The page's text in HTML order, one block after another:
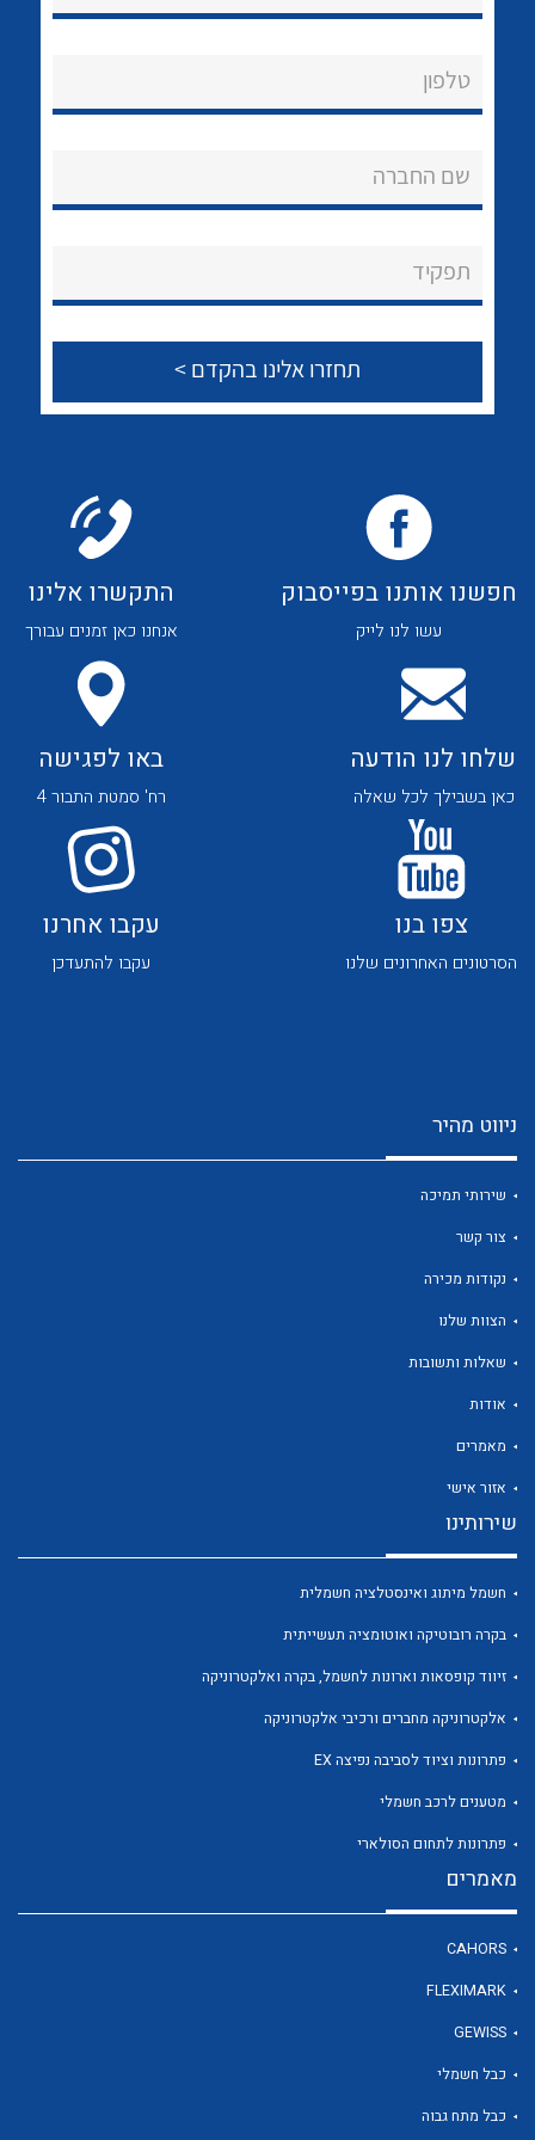
נקודות מכירה
אודות
לכל מוצרי היצרן
לכל מוצרי היצרן לכל מוצרי היצרן
לכל מוצרי היצרן לכל מוצרי היצרן
לכל מוצרי היצרן
לכל מוצרי היצרן
לכל מוצרי היצרן
טלפון
שם החברה
תפקיד
חפשנו אותנו בפייסבוק
עשו לנו לייק
התקשרו אלינו
אנחנו כאן זמנים עבורך
שלחו לנו הודעה
כאן בשבילך לכל שאלה
באו לפגישה
רח' סמטת התבור 4
צפו בנו
הסרטונים האחרונים שלנו
עקבו אחרנו
עקבו להתעדכן
ניווט מהיר
שירותי תמיכה
צור קשר
נקודות מכירה
הצוות שלנו
שאלות ותשובות
אודות
מאמרים
אזור אישי
שירותינו
חשמל מיתוג ואינסטלציה חשמלית
בקרה רובוטיקה ואוטומציה תעשייתית
זיווד קופסאות וארונות לחשמל, בקרה ואלקטרוניקה
אלקטרוניקה מחברים ורכיבי אלקטרוניקה
פתרונות וציוד לסביבה נפיצה EX
מטענים לרכב חשמלי
פתרונות לתחום הסולארי
מאמרים
CAHORS
FLEXIMARK
GEWISS
כבל חשמלי
כבל מתח גבוה